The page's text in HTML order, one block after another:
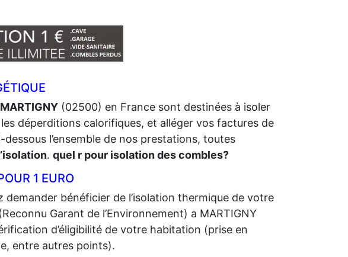
(02500) en France sont destinées à isoler
déperditions calorifiques, et alléger vos factures de
l’ensemble de nos prestations, toutes
. quel r pour isolation des combles?
1 EURO
demander bénéficier de l’isolation thermique de votre
(Reconnu Garant de l’Environnement) a MARTIGNY
d’éligibilité de votre habitation (prise en
entre autres points).